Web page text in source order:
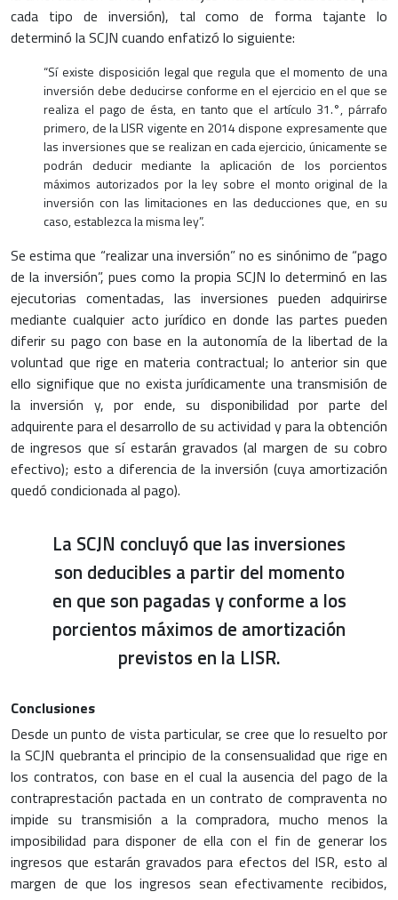
cada tipo de inversión), tal como de forma tajante lo
determinó la SCJN cuando enfatizó lo siguiente:
“Sí existe disposición legal que regula que el momento de una
inversión debe deducirse conforme en el ejercicio en el que se
realiza el pago de ésta, en tanto que el artículo 31.°, párrafo
primero, de la LISR vigente en 2014 dispone expresamente que
las inversiones que se realizan en cada ejercicio, únicamente se
podrán deducir mediante la aplicación de los porcientos
máximos autorizados por la ley sobre el monto original de la
inversión con las limitaciones en las deducciones que, en su
caso, establezca la misma ley”.
Se estima que “realizar una inversión” no es sinónimo de “pago
de la inversión”, pues como la propia SCJN lo determinó en las
ejecutorias comentadas, las inversiones pueden adquirirse
mediante cualquier acto jurídico en donde las partes pueden
diferir su pago con base en la autonomía de la libertad de la
voluntad que rige en materia contractual; lo anterior sin que
ello signifique que no exista jurídicamente una transmisión de
la inversión y, por ende, su disponibilidad por parte del
adquirente para el desarrollo de su actividad y para la obtención
de ingresos que sí estarán gravados (al margen de su cobro
efectivo); esto a diferencia de la inversión (cuya amortización
quedó condicionada al pago).
La SCJN concluyó que las inversiones
son deducibles a partir del momento
en que son pagadas y conforme a los
porcientos máximos de amortización
previstos en la LISR.
Conclusiones
Desde un punto de vista particular, se cree que lo resuelto por
la SCJN quebranta el principio de la consensualidad que rige en
los contratos, con base en el cual la ausencia del pago de la
contraprestación pactada en un contrato de compraventa no
impide su transmisión a la compradora, mucho menos la
imposibilidad para disponer de ella con el fin de generar los
ingresos que estarán gravados para efectos del ISR, esto al
margen de que los ingresos sean efectivamente recibidos,